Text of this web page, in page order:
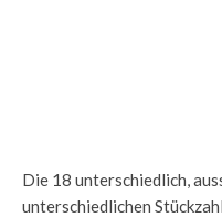
Die 18 unterschiedlich,
unterschiedlichen